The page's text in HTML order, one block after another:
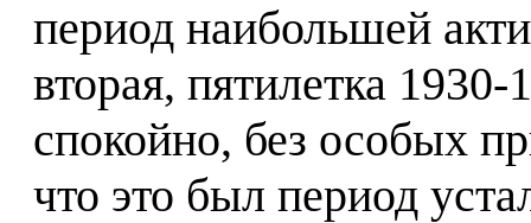
период наибольшей
вторая, пятилетка
спокойно, без особых
что это был период